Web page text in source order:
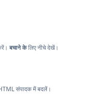
बचाने केलिए नीचे देखें।
संपादक में बदलें।